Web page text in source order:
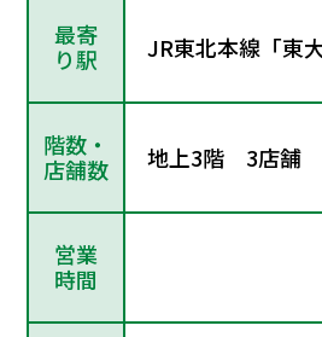
最寄
り駅
JR東北本線「東
階数・
店舗数
地上3階 3店舗
営業
時間